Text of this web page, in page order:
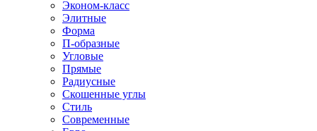
Эконом-класс
Элитные
Форма
П-образные
Угловые
Прямые
Радиусные
Скошенные углы
Стиль
Современные